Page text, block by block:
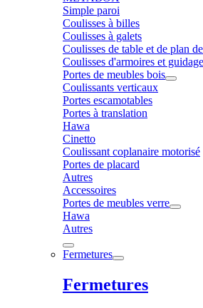
Simple paroi
Coulisses à billes
Coulisses à galets
Coulisses de table et de plan
Coulisses d'armoires et
Portes de meubles bois
Coulissants verticaux
Portes escamotables
Portes à translation
Hawa
Cinetto
Coulissant coplanaire motorisé
Portes de placard
Autres
Accessoires
Portes de meubles verre
Hawa
Autres
Fermetures
Fermetures